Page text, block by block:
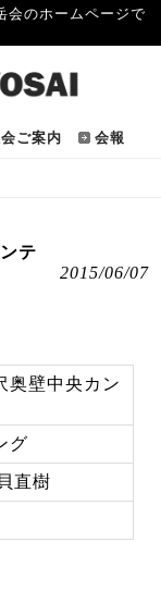
会のホームページで
ご案内 会報
テ
2015/06/07
奥壁中央カン
グ
直樹